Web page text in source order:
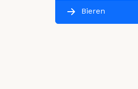
Bieren